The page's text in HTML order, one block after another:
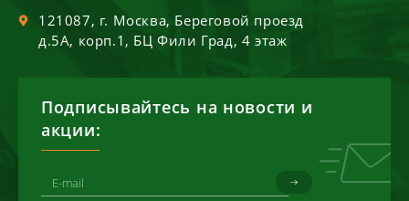
121087, г. Москва, Береговой проезд
д.5А, корп.1, БЦ Фили Град, 4 этаж
Подписывайтесь на новости и
акции: